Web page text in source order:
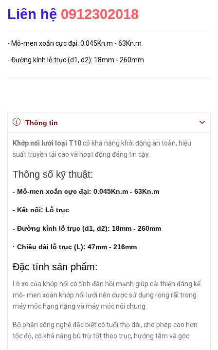
Liên hệ 0912302018
- Mô-men xoắn cực đại: 0.045Kn.m - 63Kn.m
- Đường kính lỗ trục (d1, d2): 18mm - 260mm
Thông tin
Khớp nối lưới loại T10có khả năng khởi động an toàn, hiệu
suất truyền tải cao và hoạt động đáng tin cậy.
Thông số kỹ thuật:
- Mô-men xoắn cực đại: 0.045Kn.m - 63Kn.m
- Kết nối: Lỗ trục
- Đường kính lỗ trục (d1, d2): 18mm - 260mm
· Chiều dài lỗ trục (L): 47mm - 216mm
Đặc tính sản phẩm:
Lò xo của khớp nối có tính đàn hồi mạnh giúp cải thiện đáng kể
mô- men xoắn khớp nối lưới nên dược sử dụng rộng rãi trong
máy móc hạng nặng và máy móc nói chung.
Bộ phận công nghệ đặc biệt có tuổi thọ dài, cho phép cao hơn
tốc độ, có khả năng bù trừ tốt theo trục, hướng tâm và góc.